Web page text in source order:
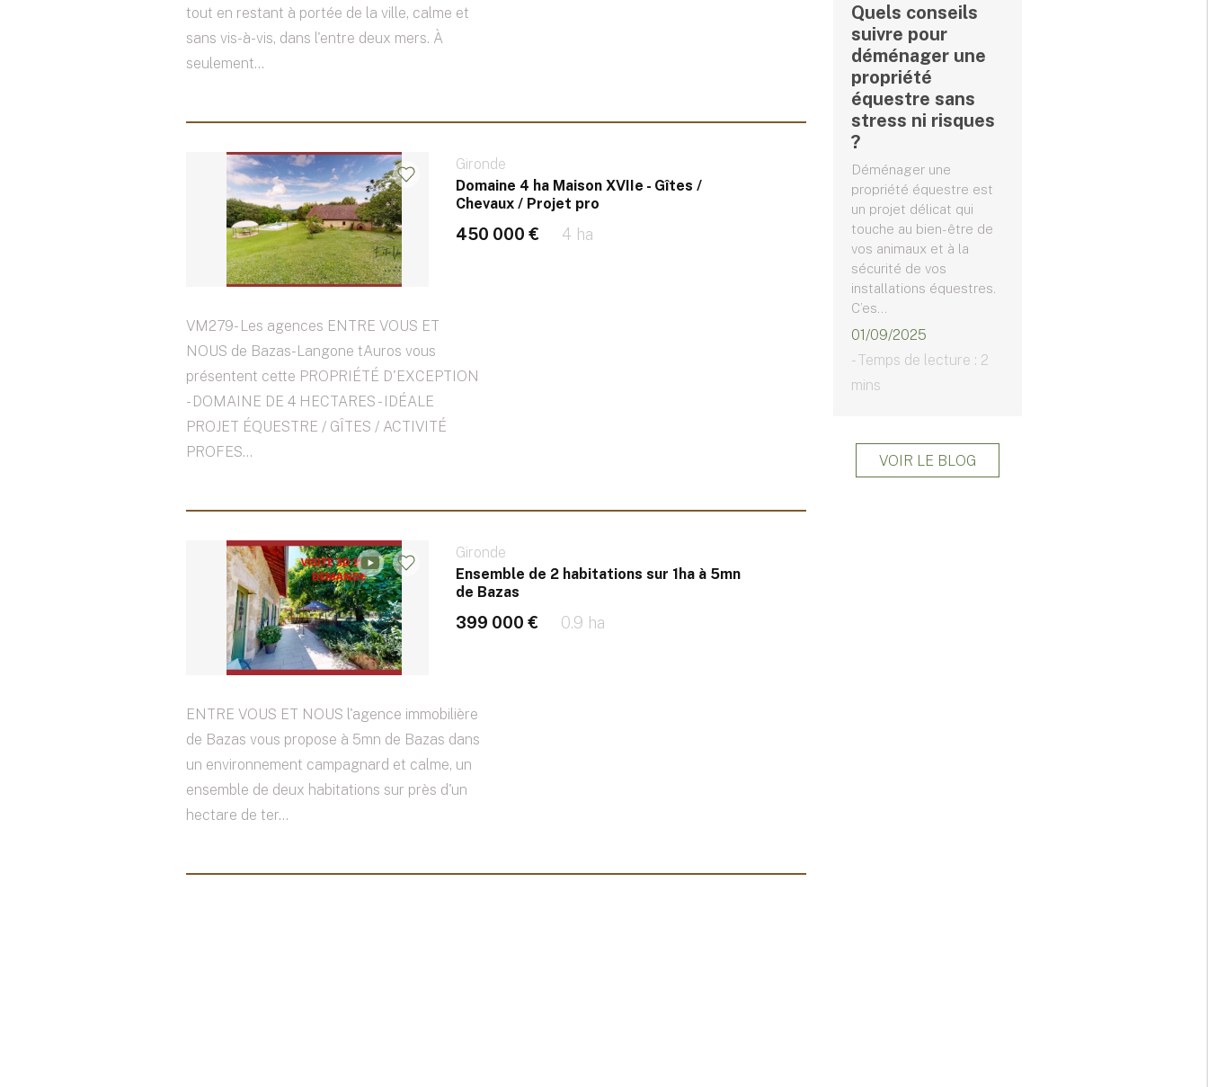
tout en restant à portée de la ville, calme et
sans vis-à-vis, dans l'entre deux mers. À
seulement...
Gironde
Domaine 4 ha Maison XVIIe - Gîtes /
Chevaux / Projet pro
450 000 € 4 ha
VM279- Les agences ENTRE VOUS ET
NOUS de Bazas-Langone tAuros vous
présentent cette PROPRIÉTÉ D'EXCEPTION
- DOMAINE DE 4 HECTARES - IDÉALE
PROJET ÉQUESTRE / GÎTES / ACTIVITÉ
PROFES...
Gironde
Ensemble de 2 habitations sur 1ha à 5mn
de Bazas
399 000 € 0.9 ha
ENTRE VOUS ET NOUS l'agence immobilière
de Bazas vous propose à 5mn de Bazas dans
un environnement campagnard et calme, un
ensemble de deux habitations sur près d'un
hectare de ter...
Quels conseils
suivre pour
déménager une
propriété
équestre sans
stress ni risques
?
Déménager une
propriété équestre est
un projet délicat qui
touche au bien-être de
vos animaux et à la
sécurité de vos
installations équestres.
C’es...
01/09/2025
- Temps de lecture : 2
mins
VOIR LE BLOG